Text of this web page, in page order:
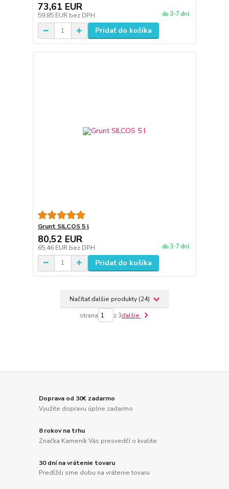
73,61 EUR
59,85 EUR bez DPH do 3-7 dní
Pridať do košíka
Grunt SILCOS 5 l
80,52 EUR
65,46 EUR bez DPH do 3-7 dní
Pridať do košíka
Načítať ďalšie produkty (24)
strana z 3ďalšie
Doprava od 30€ zadarmo
Využite dopravu úplne zadarmo
8 rokov na trhu
Značka Kameník Vás presvedčí o kvalite
30 dní na vrátenie tovaru
Predĺžili sme dobu na vrátenie tovaru